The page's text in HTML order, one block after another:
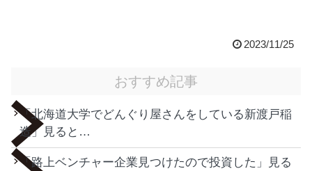
2023/11/25
おすすめ記事
「北海道大学でどんぐり屋さんをしている新渡戸稲
造」見ると…
「路上ベンチャー企業見つけたので投資した」見る